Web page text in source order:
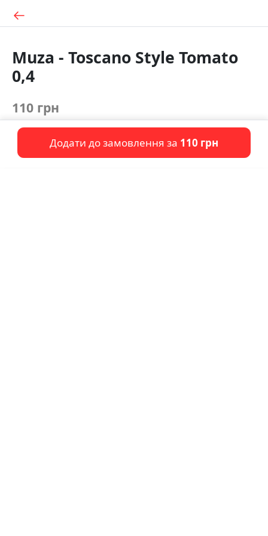
Muza - Toscano Style Tomato
0,4
110 грн
Додати до замовлення за 110 грн